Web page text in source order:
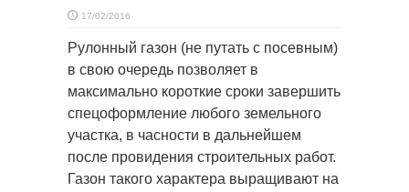
17/02/2016
Рулонный газон (не путать с посевным)
в свою очередь позволяет в
максимально короткие сроки завершить
спецоформление любого земельного
участка, в часности в дальнейшем
после провидения строительных работ.
Газон такого характера выращивают на